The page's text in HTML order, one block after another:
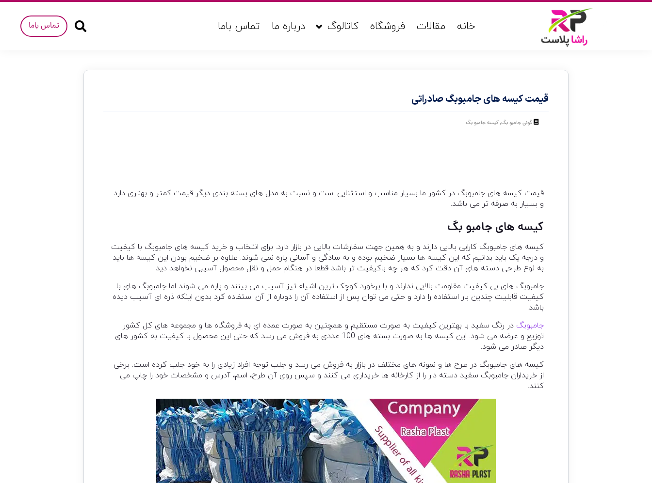
خانه مقالات فروشگاه کاتالوگ درباره ما تماس باما تماس باما
قیمت کیسه های جامبوبگ صادراتی
گونی جامبو بگ,کیسه جامبو بگ
قیمت کیسه های جامبوبگ در کشور ما بسیار مناسب و استثنایی است و نسبت به مدل های بسته بندی دیگر قیمت کمتر و بهتری دارد
و بسیار به صرفه تر می باشد.
کیسه های جامبو بگ
کیسه های جامبوبگ کارایی بالایی دارند و به همین جهت سفارشات بالایی در بازار دارد. برای انتخاب و خرید کیسه های جامبوبگ با کیفیت
و درجه یک باید بدانیم که این کیسه ها بسیار ضخیم بوده و به سادگی و آسانی پاره نمی شوند. علاوه بر ضخیم بودن این کیسه ها باید
به نوع طراحی دسته های آن دقت کرد که هر چه باکیفیت تر باشد قطعا در هنگام حمل و نقل محصول آسیبی نخواهد دید.
جامبوبگ های بی کیفیت مقاومت بالایی ندارند و با برخورد کوچک ترین اشیاء تیز آسیب می بینند و پاره می شوند اما جامبوبگ های با
کیفیت قابلیت چندین بار استفاده را دارد و حتی می توان پس از استفاده آن را دوباره از آن استفاده کرد بدون اینکه ذره ای آسیب دیده
باشد.
جامبوبگ در رنگ سفید با بهترین کیفیت به صورت مستقیم و همچنین به صورت عمده ای به فروشگاه ها و مجموعه های کل کشور
توزیع و عرضه می شود. این کیسه ها به صورت بسته های 100 عددی به فروش می رسد که حتی این محصول با کیفیت به کشور های
دیگر صادر می شود.
کیسه های جامبوبگ در طرح ها و نمونه های مختلف در بازار به فروش می رسد و جلب توجه افراد زیادی را به خود جلب کرده است. برخی
از خریداران جامبوبگ سفید دسته دار را از کارخانه ها خریداری می کنند و سپس روی آن طرح، اسم، آدرس و مشخصات خود را چاپ می
کنند.